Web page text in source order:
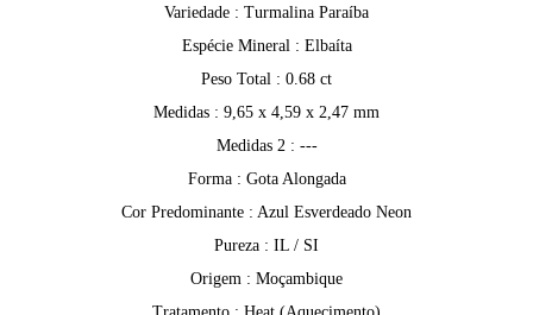
Variedade : Turmalina Paraíba
Espécie Mineral : Elbaíta
Peso Total : 0.68 ct
Medidas : 9,65 x 4,59 x 2,47 mm
Medidas 2 : ---
Forma : Gota Alongada
Cor Predominante : Azul Esverdeado Neon
Pureza : IL / SI
Origem : Moçambique